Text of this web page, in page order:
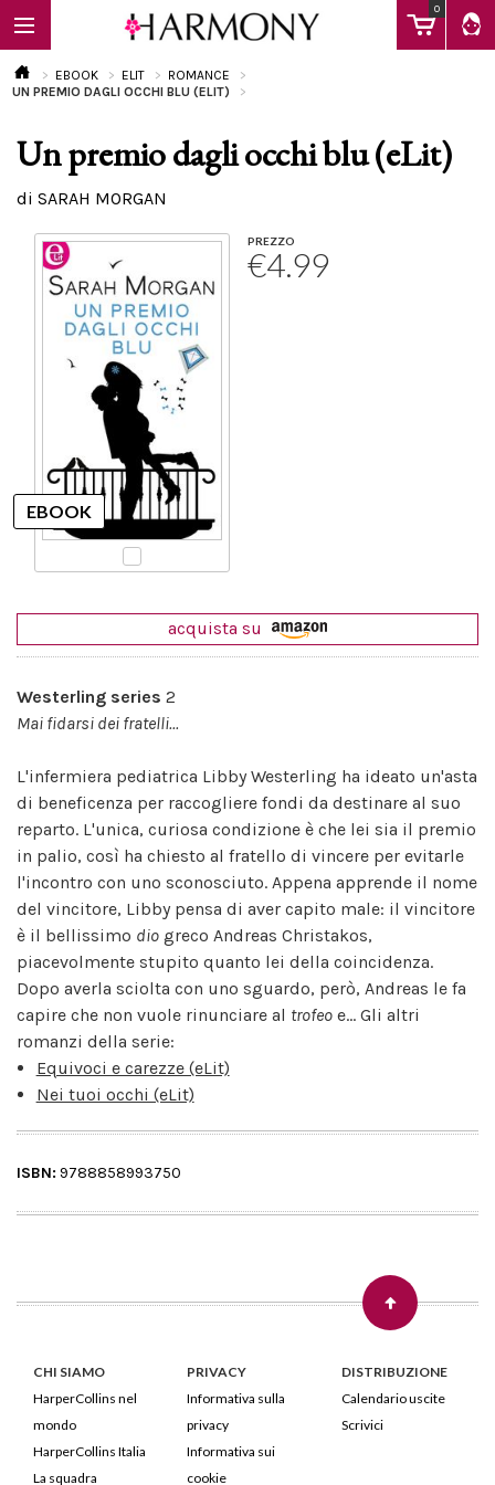
0
EBOOK
Calendario
EBOOK ELIT
ROMANCE
UN PREMIO DAGLI OCCHI BLU (ELIT)
Un premio dagli occhi blu (eLit)
di SARAH MORGAN
PREZZO
€4.99
acquista su
Westerling series 2
Mai fidarsi dei fratelli...
L'infermiera pediatrica Libby Westerling ha ideato un'asta
di beneficenza per raccogliere fondi da destinare al suo
reparto. L'unica, curiosa condizione è che lei sia il premio
in palio, così ha chiesto al fratello di vincere per evitarle
l'incontro con uno sconosciuto. Appena apprende il nome
del vincitore, Libby pensa di aver capito male: il vincitore
è il bellissimo dio greco Andreas Christakos,
piacevolmente stupito quanto lei della coincidenza.
Dopo averla sciolta con uno sguardo, però, Andreas le fa
capire che non vuole rinunciare al trofeo e... Gli altri
romanzi della serie:
Equivoci e carezze (eLit)
Nei tuoi occhi (eLit)
ISBN: 9788858993750
CHI SIAMO
HarperCollins nel
mondo
HarperCollins Italia
La squadra
PRIVACY
Informativa sulla
privacy
Informativa sui
cookie
DISTRIBUZIONE
Calendario uscite
Scrivici